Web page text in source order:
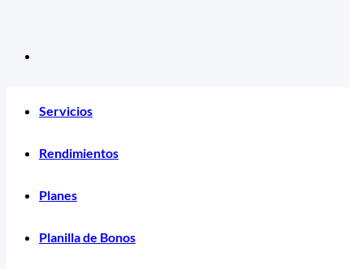
Servicios
Rendimientos
Planes
Planilla de Bonos